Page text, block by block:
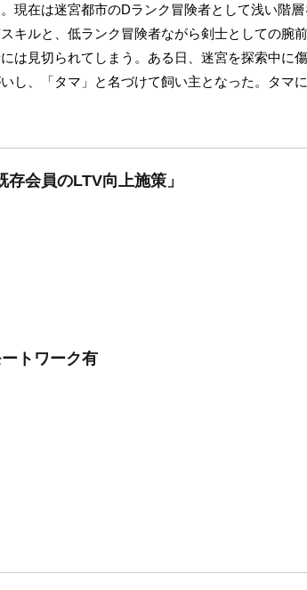
現在は迷宮都市のDランク冒険者として浅い階
キルと、低ランク冒険者ながら剣士としての腕
は見切られてしまう。ある日、迷宮を探索中に
し、「タマ」と名づけて飼い主となった。タマ
会員のLTV向上施策」
トワーク有